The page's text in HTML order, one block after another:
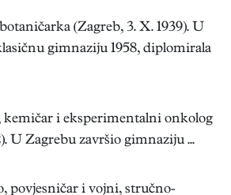
(Zagreb, 3. X. 1939). U
gimnaziju 1958, diplomirala
i eksperimentalni onkolog
U Zagrebu završio gimnaziju ...
povjesničar i vojni, stručno-